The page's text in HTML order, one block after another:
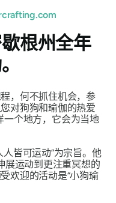
根州全年
，何不抓住机会，参
对狗狗和瑜伽的热爱
一个地方，它会为当地
皆可运动”为宗旨。他
展运动到更注重冥想的
欢迎的活动是“小狗瑜